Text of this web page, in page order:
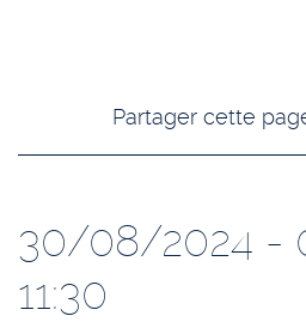
Partager cette
30/08/2024 -
11:30